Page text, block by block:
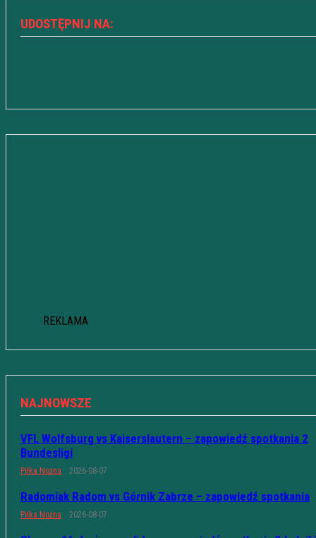
UDOSTĘPNIJ NA:
REKLAMA
NAJNOWSZE
VFL Wolfsburg vs Kaiserslautern – zapowiedź spotkania 2
Bundesligi
Piłka Nożna 2026-08-07
Radomiak Radom vs Górnik Zabrze – zapowiedź spotkania
Piłka Nożna 2026-08-07